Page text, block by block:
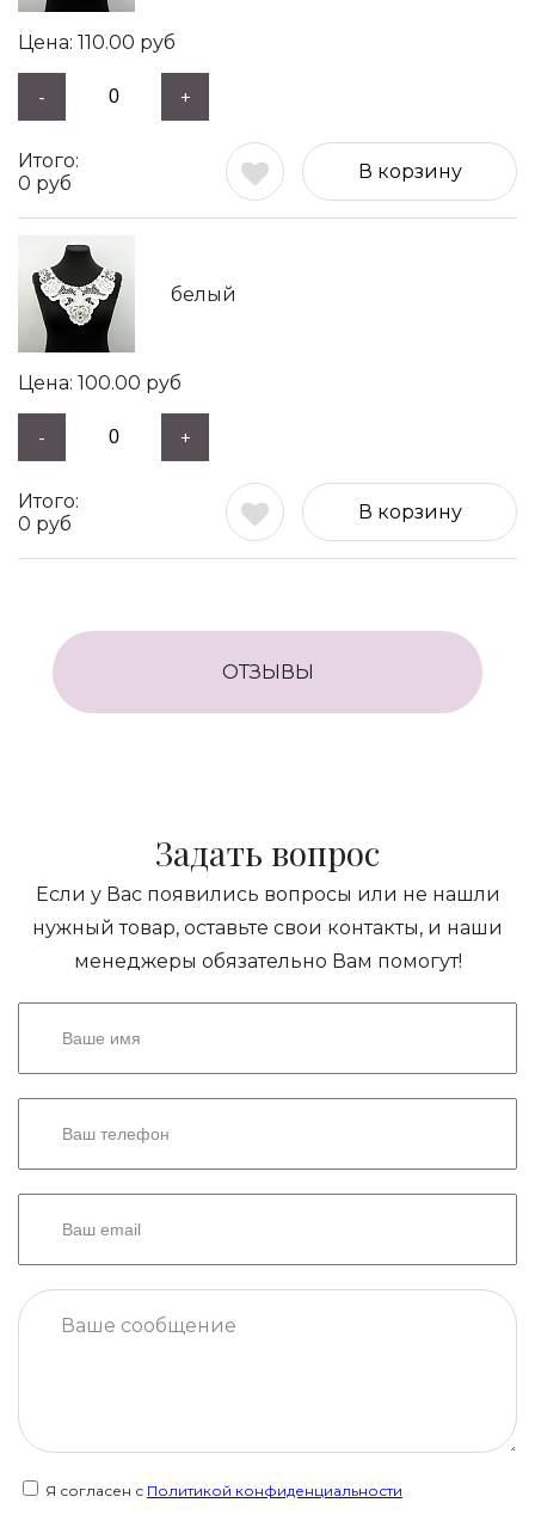
110.00 руб
- +
0 руб
В корзину
белый
100.00 руб
- +
0 руб
В корзину
ОТЗЫВЫ
Задать вопрос
Если у Вас появились вопросы или не нашли
нужный товар, оставьте свои контакты, и наши
менеджеры обязательно Вам помогут!
Я согласен с Политикой конфиденциальности